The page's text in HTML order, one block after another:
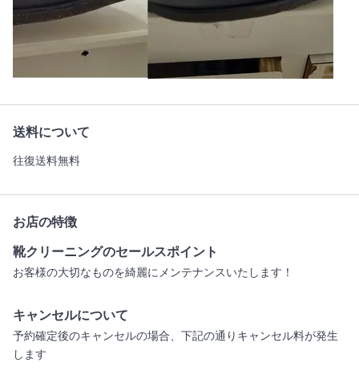
送料について
往復送料無料
お店の特徴
靴クリーニングのセールスポイント
お客様の大切なものを綺麗にメンテナンスいたします！
キャンセルについて
予約確定後のキャンセルの場合、下記の通りキャンセル料が発生
します